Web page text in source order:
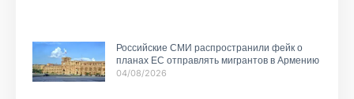
Российские СМИ распространили фейк о
планах ЕС отправлять мигрантов в Армению
04/08/2026